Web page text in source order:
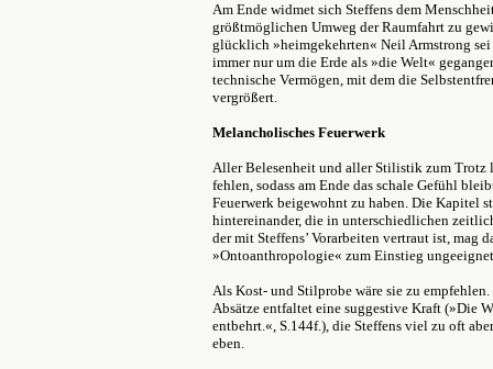
Am Ende widmet sich Steffens dem
größtmöglichen Umweg der Raumfahrt zu
glücklich »heimgekehrten« Neil Armstrong
immer nur um die Erde als »die Welt«
technische Vermögen, mit dem die
vergrößert.
Melancholisches Feuerwerk
Aller Belesenheit und aller Stilistik zum Trotz
fehlen, sodass am Ende das schale Gefühl
Feuerwerk beigewohnt zu haben. Die Kapitel
hintereinander, die in unterschiedlichen
der mit Steffens’ Vorarbeiten vertraut ist, mag
»Ontoanthropologie« zum Einstieg
Als Kost- und Stilprobe wäre sie zu
Absätze entfaltet eine suggestive Kraft (»Die
entbehrt.«, S.144f.), die Steffens viel zu oft
eben.